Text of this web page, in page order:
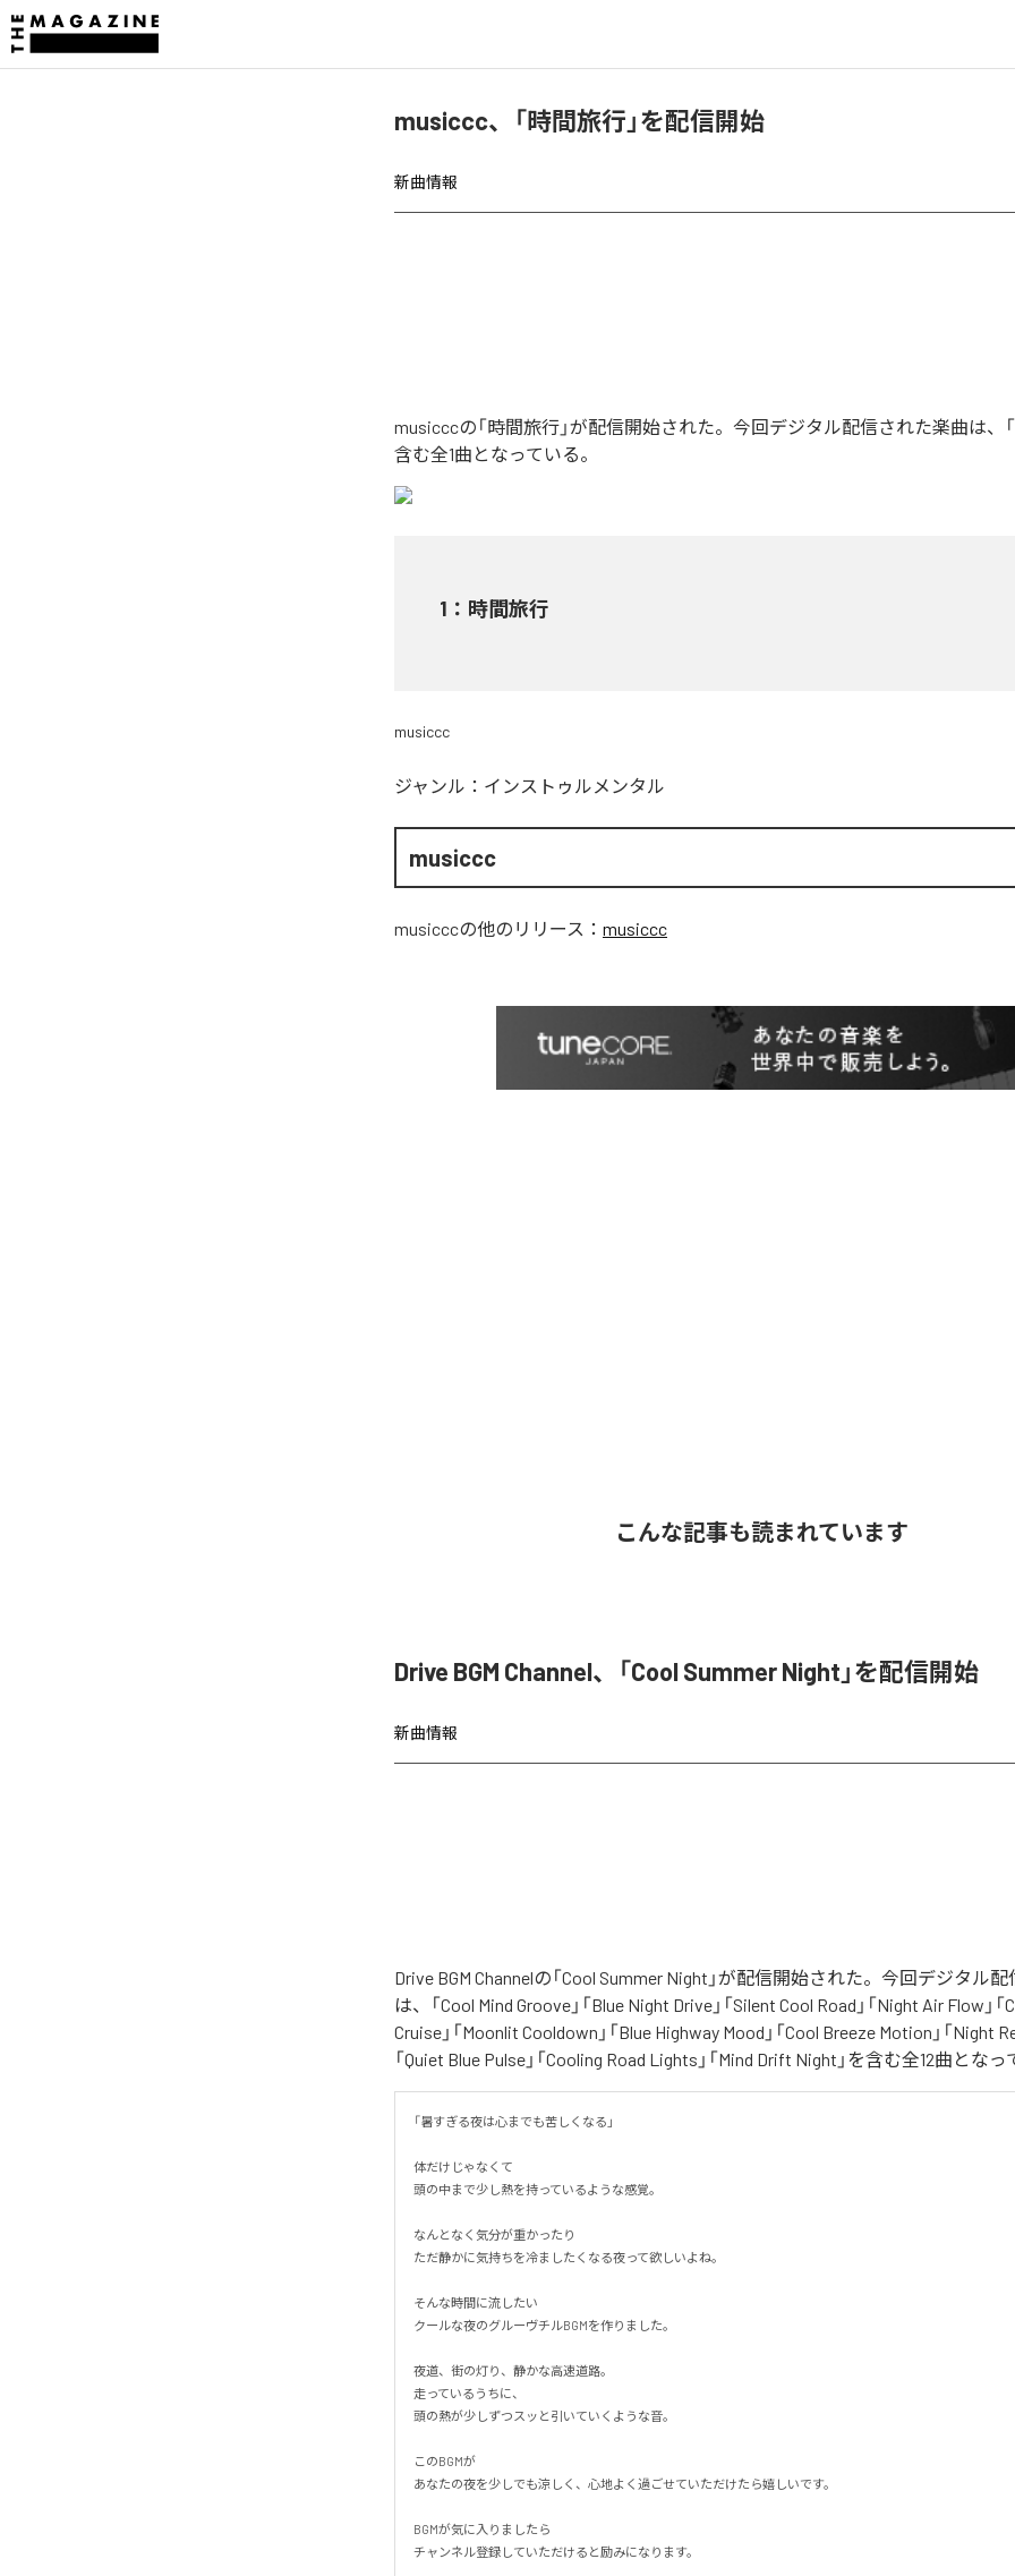
musiccc、「時間旅行」を配信開始
新曲情報
musicccの「時間旅行」が配信開始された。今回デジタル配信された楽曲は、
含む全1曲となっている。
1 ： 時間旅行
musiccc
ジャンル： インストゥルメンタル
musiccc
musicccの他のリリース： musiccc
こんな記事も読まれています
Drive BGM Channel、「Cool Summer Night」を配信開始
新曲情報
Drive BGM Channelの「Cool Summer Night」が配信開始された。今回デジタル
は、「Cool Mind Groove」「Blue Night Drive」「Silent Cool Road」「Night Air Flow」「
Cruise」「Moonlit Cooldown」「Blue Highway Mood」「Cool Breeze Motion」「Night
「Quiet Blue Pulse」「Cooling Road Lights」「Mind Drift Night」を含む全12曲となっ
「暑すぎる夜は心までも苦しくなる」
体だけじゃなくて
頭の中まで少し熱を持っているような感覚。
なんとなく気分が重かったり
ただ静かに気持ちを冷ましたくなる夜って欲しいよね。
そんな時間に流したい
クールな夜のグルーヴチルBGMを作りました。
夜道、街の灯り、静かな高速道路。
走っているうちに、
頭の熱が少しずつスッと引いていくような音。
このBGMが
あなたの夜を少しでも涼しく、心地よく過ごせていただけたら嬉しいです。
BGMが気に入りましたら
チャンネル登録していただけると励みになります。